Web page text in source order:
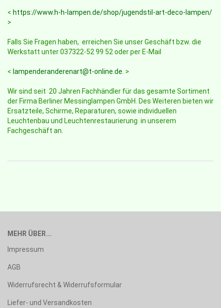
< https://www.h-h-lampen.de/shop/jugendstil-art-deco-lampen/
>
Falls Sie Fragen haben, erreichen Sie unser Geschäft bzw. die
Werkstatt unter 037322-52 99 52 oder per E-Mail
< lampenderanderenart@t-online.de. >
Wir sind seit 20 Jahren Fachhändler für das gesamte Sortiment
der Firma Berliner Messinglampen GmbH. Des Weiteren bieten wir
Ersatzteile, Schirme, Reparaturen, sowie individuellen
Leuchtenbau und Leuchtenrestaurierung in unserem
Fachgeschäft an.
MEHR ÜBER...
Impressum
AGB
Widerrufsrecht & Widerrufsformular
Liefer- und Versandkosten